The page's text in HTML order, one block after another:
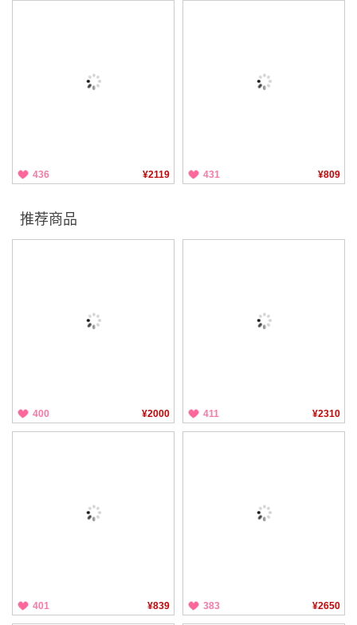
436 ¥2119 431 ¥809
推荐商品
400 ¥2000 411 ¥2310
401 ¥839 383 ¥2650